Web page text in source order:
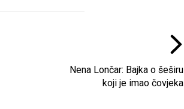
Nena Lončar: Bajka o šeširu
koji je imao čovjeka